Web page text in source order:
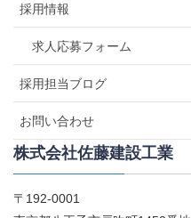
採用情報
求人応募フォーム
採用担当ブログ
お問い合わせ
株式会社佐藤建設工業
〒192-0001